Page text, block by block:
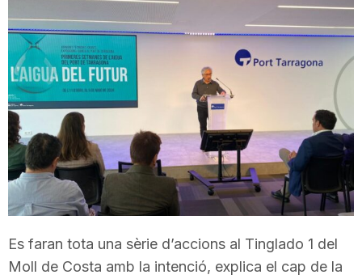
e
T
a
r
Es faran tota una sèrie d’accions al Tinglado 1 del
Moll de Costa amb la intenció, explica el cap de la